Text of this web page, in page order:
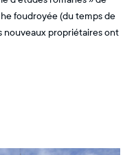
foudroyée (du temps de
nouveaux propriétaires ont